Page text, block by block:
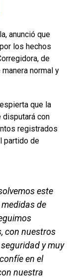
anunció que
los hechos
de
normal y
que la
disputará con
registrados
partido de
este
de
con nuestros
y muy
en el
nuestra